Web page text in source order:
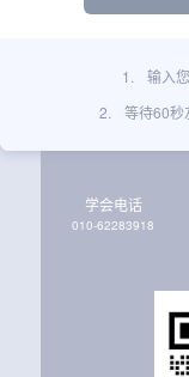
1.
输入
2.
等待60秒
学会电话
010-62283918